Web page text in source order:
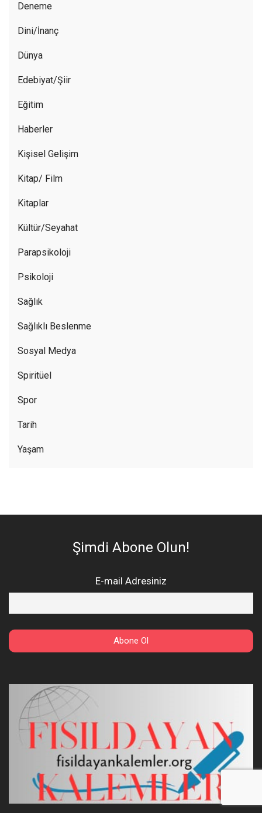
Deneme
Dini/İnanç
Dünya
Edebiyat/Şiir
Eğitim
Haberler
Kişisel Gelişim
Kitap/ Film
Kitaplar
Kültür/Seyahat
Parapsikoloji
Psikoloji
Sağlık
Sağlıklı Beslenme
Sosyal Medya
Spiritüel
Spor
Tarih
Yaşam
Şimdi Abone Olun!
E-mail Adresiniz